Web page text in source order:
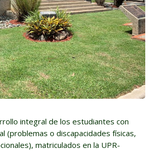
integral de los estudiantes con
(problemas o discapacidades físicas,
matriculados en la UPR-